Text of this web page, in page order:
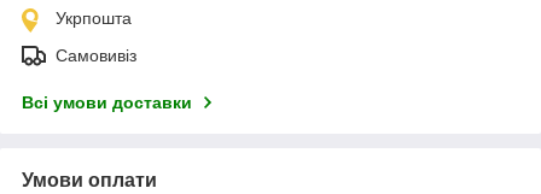
Укрпошта
Самовивіз
Всі умови доставки
Умови оплати